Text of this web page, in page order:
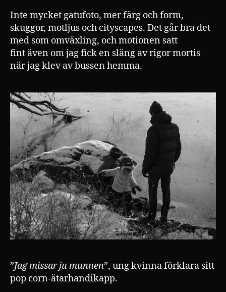
Inte mycket gatufoto, mer färg och form,
skuggor, motljus och cityscapes. Det går bra det
med som omväxling, och motionen satt
fint även om jag fick en släng av rigor mortis
när jag klev av bussen hemma.
”Jag missar ju munnen”, ung kvinna förklara sitt
pop corn-ätarhandikapp.